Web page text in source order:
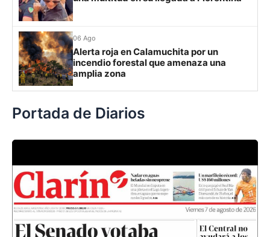
Libertad
06 Ago
Alerta roja en Calamuchita por un
incendio forestal que amenaza una
amplia zona
Portada de Diarios